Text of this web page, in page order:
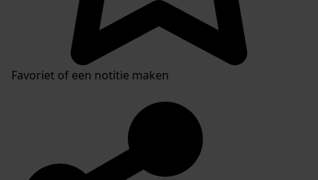
Favoriet of een notitie maken